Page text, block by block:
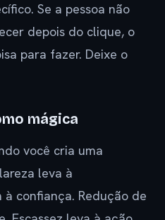
Se a pessoa não
depois do clique, o
para fazer. Deixe o
mágica
você cria uma
leva à
à confiança. Redução de